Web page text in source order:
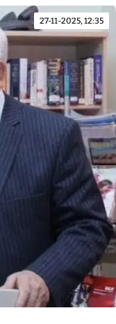
27-11-2025, 12:35